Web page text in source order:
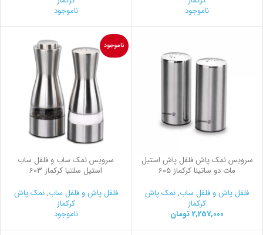
ناموجود
ناموجود
سرویس نمک پاش فلفل پاش استیل
مات دو ساتینا کرکماز 605
فلفل پاش و فلفل ساب,نمک پاش
کرکماز
2,257,000 تومان
ناموجود
سرویس نمک ساب و فلفل ساب
استیل سلتیا کرکماز 603
فلفل پاش و فلفل ساب,نمک پاش
کرکماز
ناموجود